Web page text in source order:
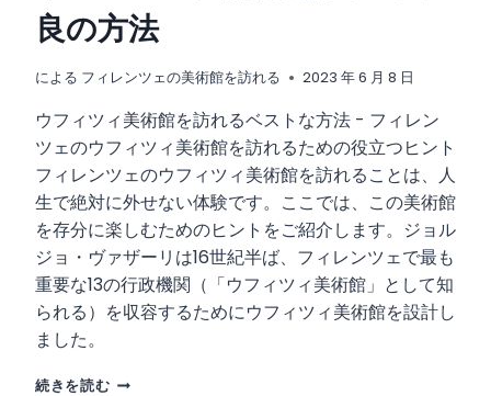
ト
、
け
べ
き
間
違
い
、
そ
し
て
お
め
良の方法
による フィレンツェの美術館を訪れる 2023 年 6 月 8 日
ウフィツィ美術館を訪れるベストな方法 - フィレン
ツェのウフィツィ美術館を訪れるための役立つヒント
フィレンツェのウフィツィ美術館を訪れることは、人
生で絶対に外せない体験です。ここでは、この美術館
を存分に楽しむためのヒントをご紹介します。ジョル
ジョ・ヴァザーリは16世紀半ば、フィレンツェで最も
重要な13の行政機関（「ウフィツィ美術館」として知
られる）を収容するためにウフィツィ美術館を設計し
ました。
続きを読むウ